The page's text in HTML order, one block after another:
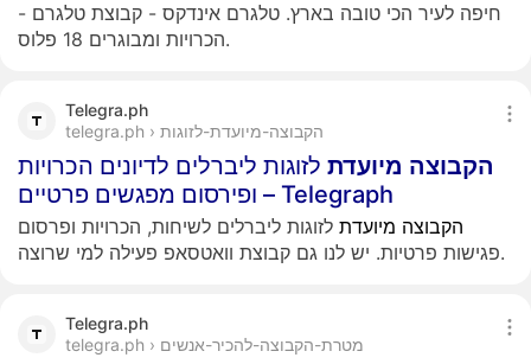
חיפה לעיר הכי טובה בארץ. טלגרם אינדקס - קבוצת טלגרם -
הכרויות ומבוגרים 18 פלוס.
Telegra.ph
telegra.ph › הקבוצה-מיועדת-לזוגות
הקבוצה מיועדת לזוגות ליברלים לדיונים הכרויות
ופירסום מפגשים פרטיים – Telegraph
הקבוצה מיועדת לזוגות ליברלים לשיחות, הכרויות ופרסום
פגישות פרטיות. יש לנו גם קבוצת וואטסאפ פעילה למי שרוצה.
Telegra.ph
telegra.ph › מטרת-הקבוצה-להכיר-אנשים